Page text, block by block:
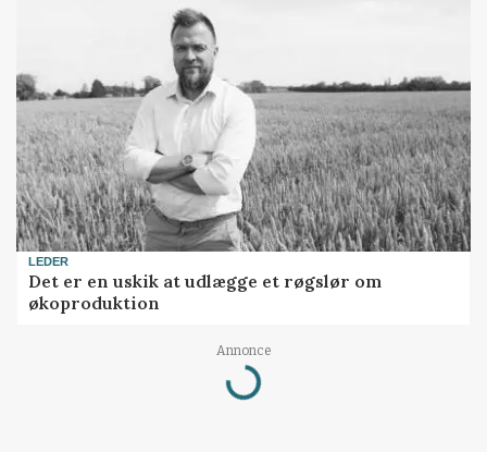
LEDER
Det er en uskik at udlægge et røgslør om
økoproduktion
Annonce
Loading...